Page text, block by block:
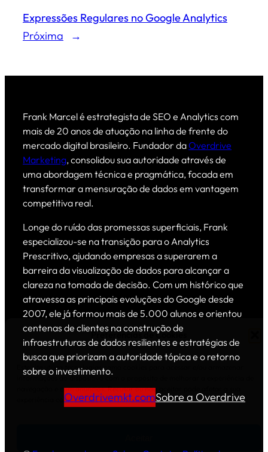
Preferências de Cookies
Este site utiliza tecnologias como cookies para acessar e/ou armazenar
informações do dispositivo com o propósito de melhorar a experiência de
navegação e com anúncios. Recusar ou não aceitar pode afetar a sua
experiência com recursos e funcionalidades do site.
Expressões Regulares no Google Analytics
Próxima
→
Frank Marcel é estrategista de SEO e Analytics com
mais de 20 anos de atuação na linha de frente do
mercado digital brasileiro. Fundador daOverdrive
Marketing, consolidou sua autoridade através de
uma abordagem técnica e pragmática, focada em
transformar a mensuração de dados em vantagem
competitiva real.
Longe do ruído das promessas superficiais, Frank
especializou-se na transição para o Analytics
Prescritivo, ajudando empresas a superarem a
barreira da visualização de dados para alcançar a
clareza na tomada de decisão. Com um histórico que
atravessa as principais evoluções do Google desde
2007, ele já formou mais de 5.000 alunos e orientou
centenas de clientes na construção de
infraestruturas de dados resilientes e estratégias de
busca que priorizam a autoridade tópica e o retorno
sobre o investimento.
Overdrivemkt.comSobre a Overdrive